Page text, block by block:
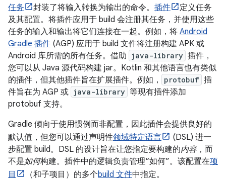
任务 封装了将输入转换为输出的命令。 插件
定义任务
及其配置。将插件应用于 build 会注册其任务，并使用这些
任务的输入和输出将它们连接在一起。例如，将 Android
Gradle 插件 (AGP) 应用于 build 文件将注册构建 APK 或
Android 库所需的所有任务。借助 java-library 插件，
您可以从 Java 源代码构建 jar。Kotlin 和其他语言也有类似
的插件，但其他插件旨在扩展插件。例如，
protobuf 插
件旨在为 AGP 或 java-library 等现有插件添加
protobuf 支持。
Gradle 倾向于使用惯例而非配置，因此插件会提供良好的
默认值，但您可以通过声明性领域特定语言
(DSL) 进一
步配置 build。DSL 的设计旨在让您指定要构建的内容，而
不是如何构建。插件中的逻辑负责管理“如何”。该配置在项
目
（和子项目）的多个build 文件中指定。